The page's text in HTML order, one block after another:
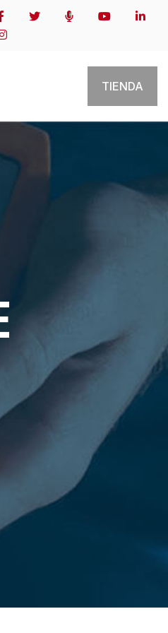
TIENDA